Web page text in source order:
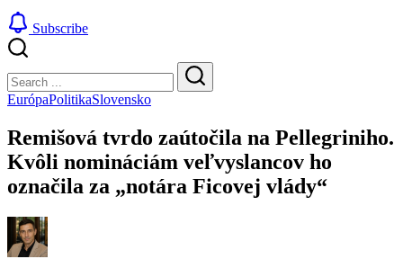
Subscribe
Search
Search
EurópaPolitikaSlovensko
Remišová tvrdo zaútočila na Pellegriniho.
Kvôli nomináciám veľvyslancov ho
označila za „notára Ficovej vlády“